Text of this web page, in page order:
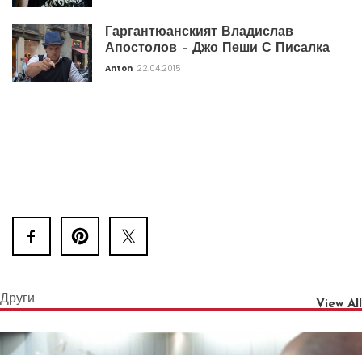
Гаргантюанският Владислав
Апостолов – Джо Пеши С Писалка
Anton 22.04.2015
Други View All